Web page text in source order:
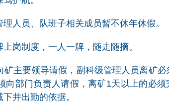
人员、队班子相关成员暂不休年休假。
岗制度，一人一牌，随走随摘。
主要领导请假，副科级管理人员离矿必
向部门负责人请假，离矿1天以上的必须
井出勤的依据。